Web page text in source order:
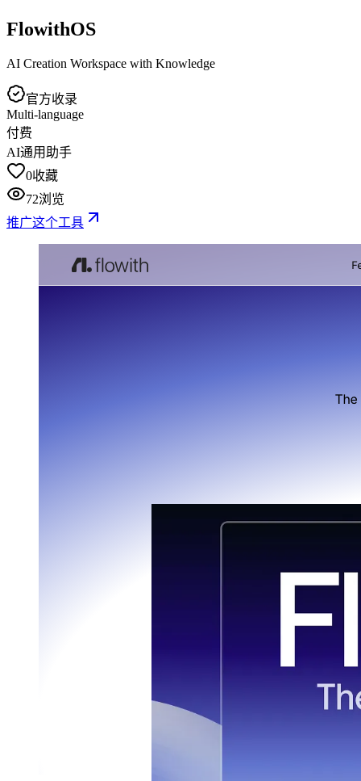
FlowithOS
AI Creation Workspace with Knowledge
官方收录
Multi-language
付费
AI通用助手
0收藏
72浏览
推广这个工具